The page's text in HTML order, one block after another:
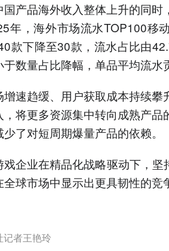
产品海外收入整体上升的同时
年，海外市场流水TOP100移
款下降至30款，流水占比由
数量占比降幅，单品平均流水
速趋缓、用户获取成本持续攀
将更多资源集中转向成熟产品
了对短周期爆量产品的依赖。
企业在精品化战略驱动下，
球市场中显示出更具韧性的竞
记者王艳玲